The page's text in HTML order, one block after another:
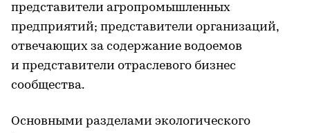
представители агропромышленных
предприятий; представители организаций,
отвечающих за содержание водоемов
и представители отраслевого бизнес
сообщества.
Основными разделами экологического